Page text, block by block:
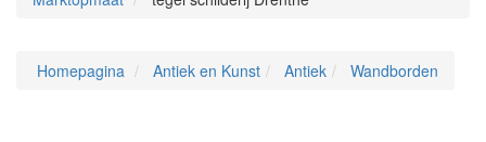
Homepagina Antiek en Kunst Antiek Wandborden